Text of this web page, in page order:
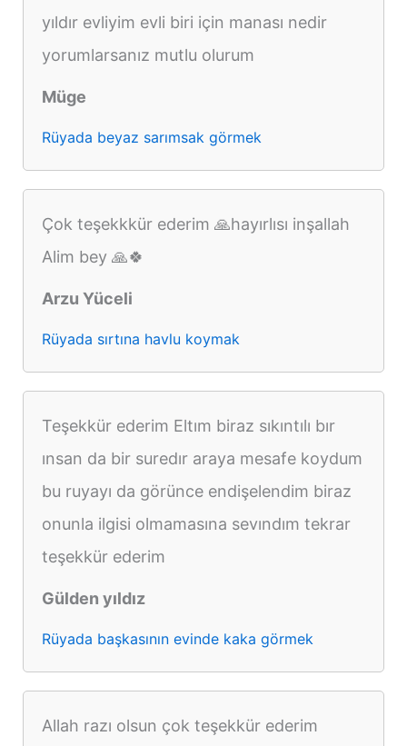
yıldır evliyim evli biri için manası nedir
yorumlarsanız mutlu olurum
Müge
Rüyada beyaz sarımsak görmek
Çok teşekkkür ederim 🙏hayırlısı inşallah
Alim bey 🙏🍀
Arzu Yüceli
Rüyada sırtına havlu koymak
Teşekkür ederim Eltım biraz sıkıntılı bır
ınsan da bir suredır araya mesafe koydum
bu ruyayı da görünce endişelendim biraz
onunla ilgisi olmamasına sevındım tekrar
teşekkür ederim
Gülden yıldız
Rüyada başkasının evinde kaka görmek
Allah razı olsun çok teşekkür ederim